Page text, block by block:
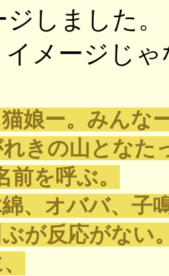
しました。
メージじゃ
ー。みんな
きの山となた
前を呼ぶ。
、オババ、子
が反応がない